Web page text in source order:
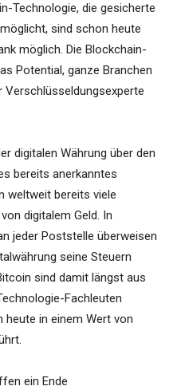
Technologie, die gesicherte
sind schon heute
möglich. Die Blockchain-
Potential, ganze Branchen
Verschlüsseldungsexperte
digitalen Währung über den
bereits anerkanntes
weltweit bereits viele
digitalem Geld. In
jeder Poststelle überweisen
seine Steuern
sind damit längst aus
Fachleuten
in einem Wert von
ein Ende